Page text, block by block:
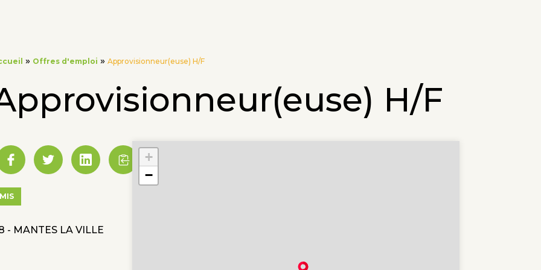
» Offres d'emploi » Approvisionneur(euse) H/F
H/F
MIS
- MANTES LA VILLE
+
−